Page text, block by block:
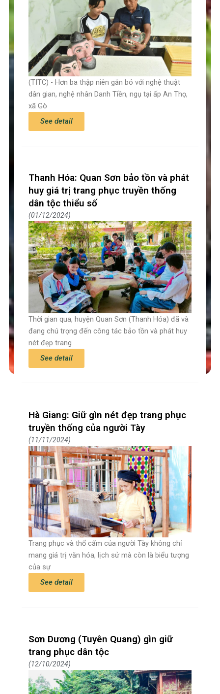
(TITC) - Hơn ba thập niên gắn bó với nghệ thuật
dân gian, nghệ nhân Danh Tiền, ngụ tại ấp An Thọ,
xã Gò
See detail
Thanh Hóa: Quan Sơn bảo tồn và phát
huy giá trị trang phục truyền thống
dân tộc thiểu số
01/12/2024
Thời gian qua, huyện Quan Sơn (Thanh Hóa) đã và
đang chú trọng đến công tác bảo tồn và phát huy
nét đẹp trang
See detail
Hà Giang: Giữ gìn nét đẹp trang phục
truyền thống của người Tày
11/11/2024
Trang phục và thổ cẩm của người Tày không chỉ
mang giá trị văn hóa, lịch sử mà còn là biểu tượng
của sự
See detail
Sơn Dương (Tuyên Quang) gìn giữ
trang phục dân tộc
12/10/2024